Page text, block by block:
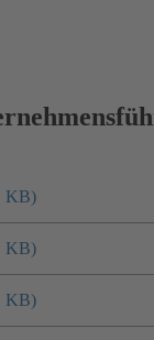
KB)
KB)
KB)